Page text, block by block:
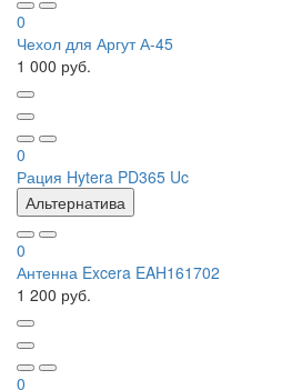
0
Чехол для Аргут А-45
1 000 руб.
0
Рация Hytera PD365 Uc
Альтернатива
0
Антенна Excera EAH161702
1 200 руб.
0